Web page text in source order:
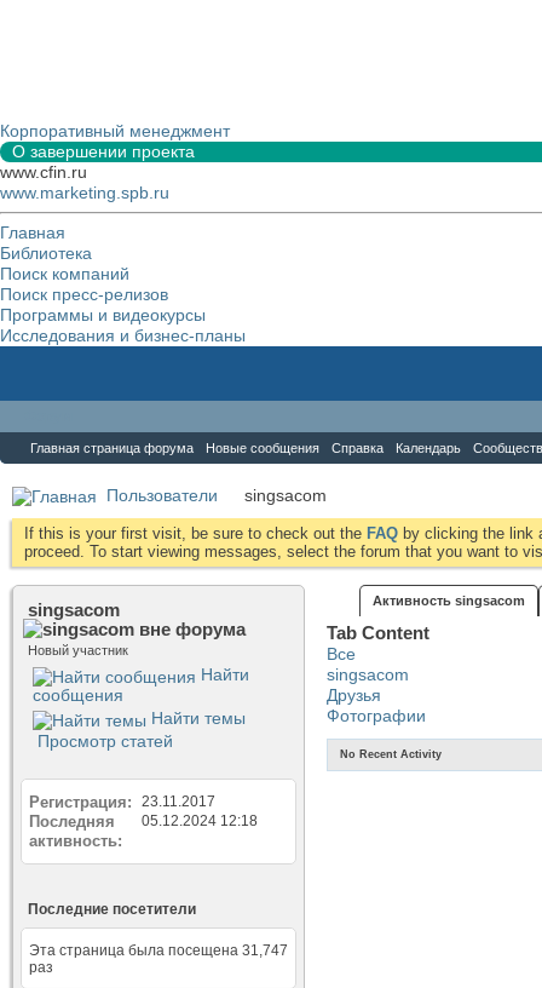
Корпоративный менеджмент
О завершении проекта
www.cfin.ru
www.marketing.spb.ru
Главная
Библиотека
Поиск компаний
Поиск пресс-релизов
Программы и видеокурсы
Исследования и бизнес-планы
Главная страница форума Новые сообщения Справка Календарь
Пользователи singsacom
If this is your first visit, be sure to check out the FAQ by clicking the link
proceed. To start viewing messages, select the forum that you want to
singsacom
Новый участник
Найти
сообщения
Найти темы
Просмотр статей
Регистрация 23.11.2017
Последняя
активность
05.12.2024 12:18
Последние посетители
Эта страница была посещена 31,747
раз
Активность singsacom
Tab Content
Все
singsacom
Друзья
Фотографии
No Recent Activity